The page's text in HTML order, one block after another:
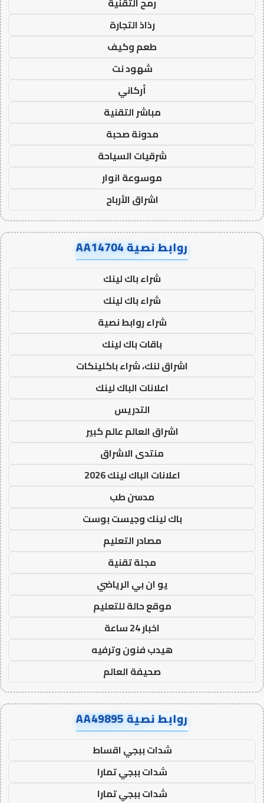
رذاذ التجارة
طعم وكيف
شهود نت
أركاني
مباشر التقنية
مدونة صحبة
شرقيات السياحة
موسوعة انوار
اشراق الأرباح
روابط نصية AA14704
شراء باك لينك
شراء باك لينك
شراء روابط نصية
باقات باك لينك
اشراق لنك، شراء باكلينكات
اعلانات الباك لينك
التدريس
اشراق العالم عالم كبير
منتدى الاشراق
اعلانات الباك لينك 2026
مدسن طب
باك لينك وجيست بوست
مصادر التعليم
مجلة تقنية
يو ان بي الرياضي
موقع حالة للتعليم
اخبار 24 ساعة
هيدب فنون وترفيه
صحيفة العالم
روابط نصية AA49895
شدات ببجي اقساط
شدات ببجي تمارا
شدات ببجي تمارا